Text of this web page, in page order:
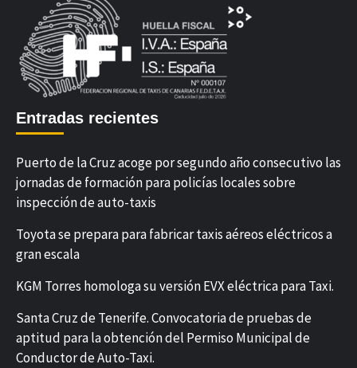
Entradas recientes
Puerto de la Cruz acoge por segundo año consecutivo las
jornadas de formación para policías locales sobre
inspección de auto-taxis
Toyota se prepara para fabricar taxis aéreos eléctricos a
gran escala
KGM Torres homologa su versión EVX eléctrica para Taxi.
Santa Cruz de Tenerife. Convocatoria de pruebas de
aptitud para la obtención del Permiso Municipal de
Conductor de Auto-Taxi.